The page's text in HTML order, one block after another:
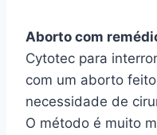
Aborto com
Cytotec para
com um aborto
necessidade de
O método é muito